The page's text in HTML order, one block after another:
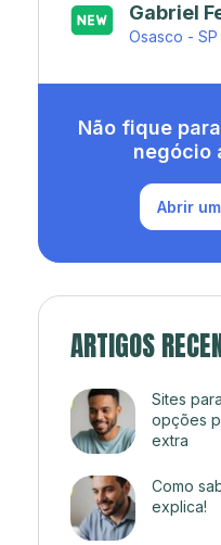
Japa’s
Rio de
Não fique
negócio
Abrir
ARTIGOS
Sites
opções
extra
Como
explica!